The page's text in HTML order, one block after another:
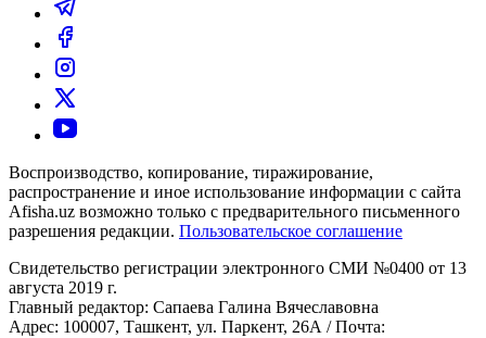
Воспроизводство, копирование, тиражирование,
распространение и иное использование информации с сайта
Afisha.uz возможно только с предварительного письменного
разрешения редакции. Пользовательское соглашение
Свидетельство регистрации электронного СМИ №0400 от 13
августа 2019 г.
Главный редактор: Сапаева Галина Вячеславовна
Адрес: 100007, Ташкент, ул. Паркент, 26А / Почта: